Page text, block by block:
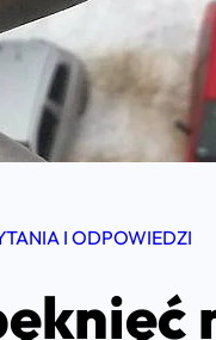
I ODPOWIEDZI